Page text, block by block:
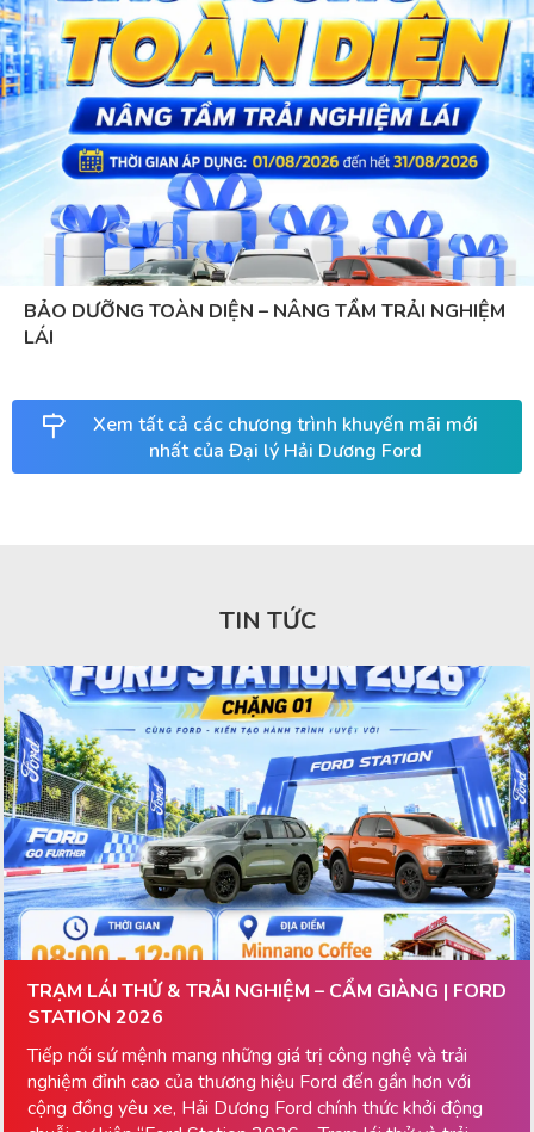
BẢO DƯỠNG TOÀN DIỆN – NÂNG TẦM TRẢI NGHIỆM
LÁI
Xem tất cả các chương trình khuyến mãi mới
nhất của Đại lý Hải Dương Ford
TIN TỨC
TRẠM LÁI THỬ & TRẢI NGHIỆM – CẨM GIÀNG | FORD
STATION 2026
Tiếp nối sứ mệnh mang những giá trị công nghệ và trải
nghiệm đỉnh cao của thương hiệu Ford đến gần hơn với
cộng đồng yêu xe, Hải Dương Ford chính thức khởi động